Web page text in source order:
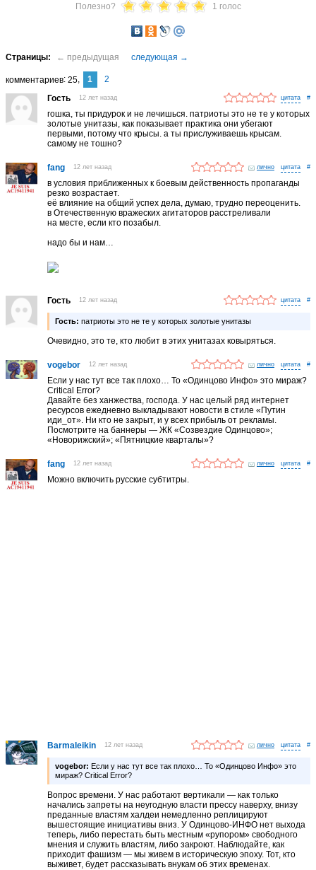
Полезно? 1 голос
комментариев 25 1
2
Гость
12 лет назад #
гошка, ты придурок и не лечишься. патриоты это не те у которых
золотые унитазы, как показывает практика они убегают
первыми, потому что крысы. а ты прислуживаешь крысам.
самому не тошно?
fang 12 лет назад лично #
в условия приближенных к боевым действенность пропаганды
резко возрастает.
её влияние на общий успех дела, думаю, трудно переоценить.
в Отечественную вражеских агитаторов расстреливали
на месте, если кто позабыл.
надо бы и нам…
Гость 12 лет назад #
Гость: патриоты это не те у которых золотые унитазы
Очевидно, это те, кто любит в этих унитазах ковыряться.
vogebor 12 лет назад лично #
Если у нас тут все так плохо… То «Одинцово Инфо» это мираж?
Critical Error?
Давайте без ханжества, господа. У нас целый ряд интернет
ресурсов ежедневно выкладывают новости в стиле «Путин
иди_от». Ни кто не закрыт, и у всех прибыль от рекламы.
Посмотрите на баннеры — ЖК «Созвездие Одинцово»;
«Новорижский»; «Пятницкие кварталы»?
fang 12 лет назад лично #
Можно включить русские субтитры.
Barmaleikin 12 лет назад лично #
vogebor: Если у нас тут все так плохо… То «Одинцово Инфо» это
мираж? Critical Error?
Вопрос времени. У нас работают вертикали — как только
начались запреты на неугодную власти прессу наверху, внизу
преданные властям халдеи немедленно реплицируют
вышестоящие инициативы вниз. У Одинцово-ИНФО нет выхода
теперь, либо перестать быть местным «рупором» свободного
мнения и служить властям, либо закроют. Наблюдайте, как
приходит фашизм — мы живем в историческую эпоху. Тот, кто
выживет, будет рассказывать внукам об этих временах.